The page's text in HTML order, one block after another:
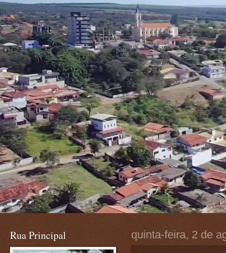
quinta-feira, 2 de
Rua Principal